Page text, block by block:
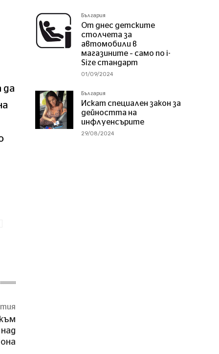
да
България
От днес детските
столчета за
автомобили в
магазините – само по i-
Size стандарт
01/09/2024
България
Искат специален закон за
дейността на
инфлуенсърите
29/08/2024